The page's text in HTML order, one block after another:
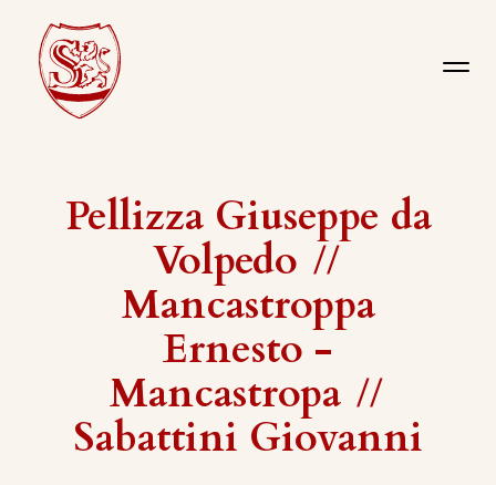
Pellizza Giuseppe da
Volpedo //
Mancastroppa
Ernesto -
Mancastropa //
Sabattini Giovanni